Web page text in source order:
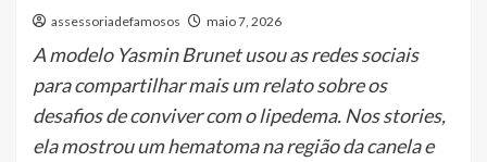
assessoriadefamosos maio 7, 2026
A modelo Yasmin Brunet usou as redes sociais
para compartilhar mais um relato sobre os
desafios de conviver com o lipedema. Nos stories,
ela mostrou um hematoma na região da canela e